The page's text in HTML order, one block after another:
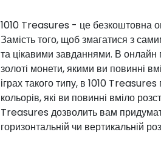
1010 Treasures - це безкоштовна
Замість того, щоб змагатися з
та цікавими завданнями. В онлайн
золоті монети, якими ви повинні
іграх такого типу, в 1010
кольорів, які ви повинні вміло
Treasures дозволить вам
горизонтальній чи вертикальній